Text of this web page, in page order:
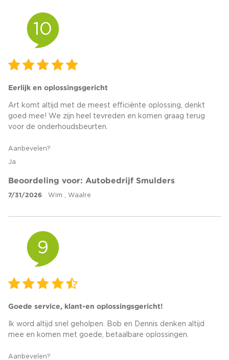
10
Eerlijk en oplossingsgericht
Art komt altijd met de meest efficiënte oplossing, denkt
goed mee! We zijn heel tevreden en komen graag terug
voor de onderhoudsbeurten.
Aanbevelen?
Ja
Beoordeling voor: Autobedrijf Smulders
7/31/2026 Wim , Waalre
9
Goede service, klant-en oplossingsgericht!
Ik word altijd snel geholpen. Bob en Dennis denken altijd
mee en komen met goede, betaalbare oplossingen.
Aanbevelen?